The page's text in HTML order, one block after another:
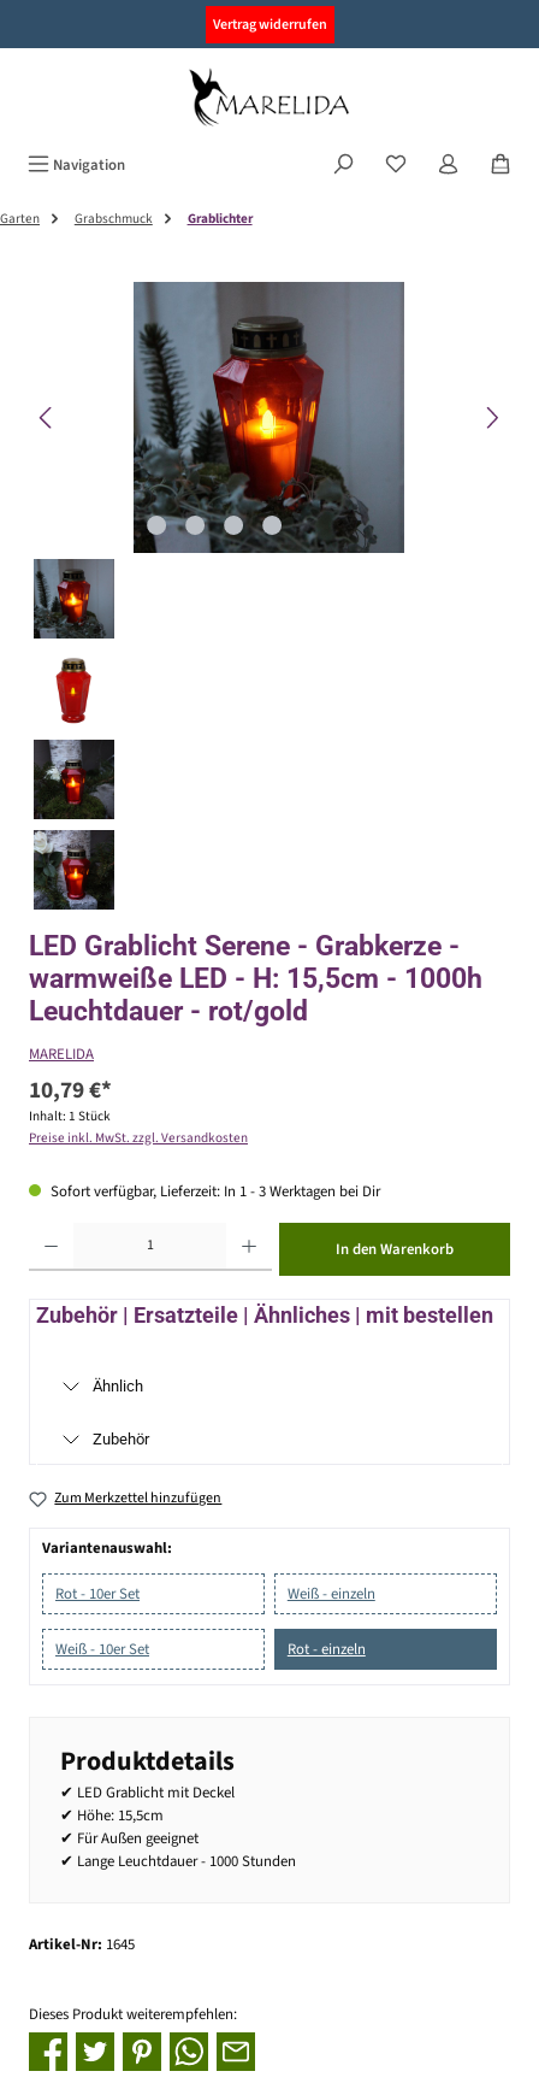
Vertrag widerrufen
Navigation
Garten Grabschmuck Grablichter
LED Grablicht Serene - Grabkerze -
warmweiße LED - H: 15,5cm - 1000h
Leuchtdauer - rot/gold
MARELIDA
10,79 €*
Inhalt: 1 Stück
Preise inkl. MwSt. zzgl. Versandkosten
Sofort verfügbar, Lieferzeit: In 1 - 3 Werktagen bei Dir
In den Warenkorb
Zubehör | Ersatzteile | Ähnliches | mit bestellen
Ähnlich
Zubehör
Zum Merkzettel hinzufügen
Variantenauswahl:
Rot - 10er Set Weiß - einzeln
Weiß - 10er Set Rot - einzeln
Produktdetails
✔ LED Grablicht mit Deckel
✔ Höhe: 15,5cm
✔ Für Außen geeignet
✔ Lange Leuchtdauer - 1000 Stunden
Artikel-Nr: 1645
Dieses Produkt weiterempfehlen: